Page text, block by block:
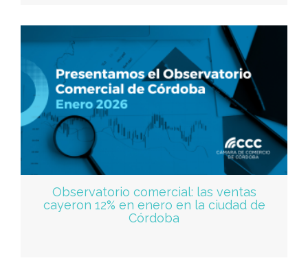
Observatorio comercial: las ventas
cayeron 12% en enero en la ciudad de
Córdoba